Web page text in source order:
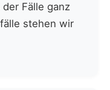
Fälle ganz
stehen wir